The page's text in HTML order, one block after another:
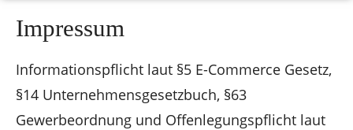
Impressum
Informationspflicht laut §5 E-Commerce Gesetz,
§14 Unternehmensgesetzbuch, §63
Gewerbeordnung und Offenlegungspflicht laut